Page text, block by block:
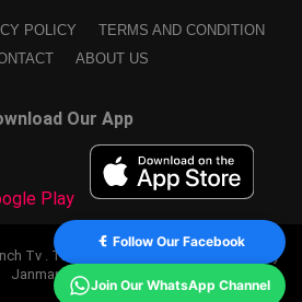
POLICY
TERMS AND CONDITION
ABOUT US
Our App
Tv . Theme by SSDIGIMARK. powered by
Janmanch TV.
Follow Our Facebook
Join Our WhatsApp Channel